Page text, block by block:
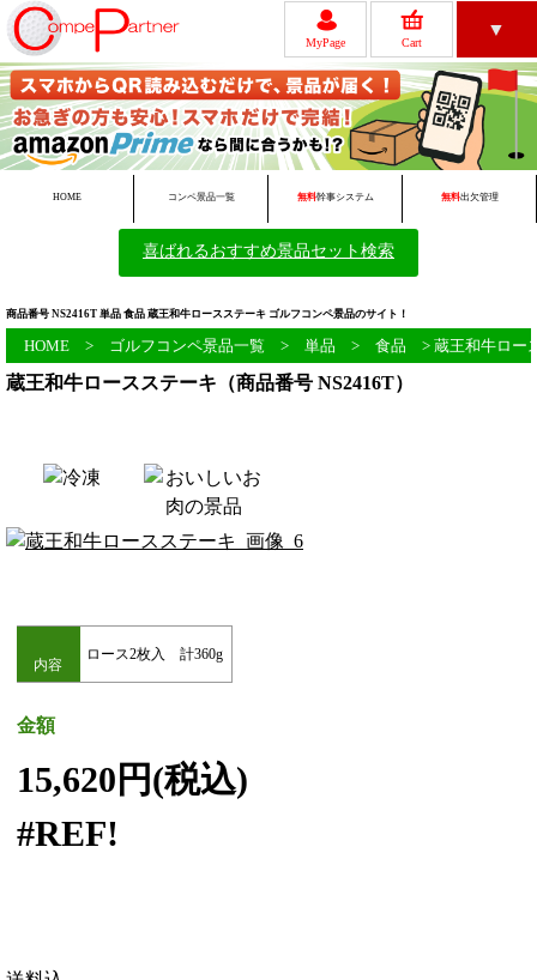
MyPage Cart
▼
レビュー ゴルフコンペについて
HOME コンペ景品一覧 無料幹事システム 無料出欠管理
喜ばれるおすすめ景品セット検索
商品番号 NS2416T 単品 食品 蔵王和牛ロースステーキ ゴルフコンペ景品のサイト！
HOME > ゴルフコンペ景品一覧 > 単品 > 食品 > 蔵王和牛ロー
蔵王和牛ロースステーキ（商品番号 NS2416T）
内容
ロース2枚入 計360g
金額
15,620円(税込)
#REF!